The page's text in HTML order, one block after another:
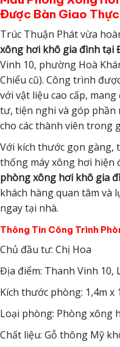
Được Bàn Giao
Trúc Thuận Phát vừa
xông hơi khô gia đình tại
Vinh 10, phường Hoà
Chiểu cũ). Công trình
với vật liệu cao cấp,
tư, tiện nghi và góp phần
cho các thành viên trong
Với kích thước gọn gàng,
thống máy xông hơi hiện
phòng xông hơi khô gia
khách hàng quan tâm và
ngay tại nhà.
Thông Tin Công Trình
Chủ đầu tư: Chị Hoa
Địa điểm: Thanh Vinh 10,
Kích thước phòng: 1,4m x
Loại phòng: Phòng xông
Chất liệu: Gỗ thông Mỹ